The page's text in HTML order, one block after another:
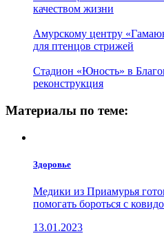
качеством жизни
Амурскому центру
для птенцов стрижей
Стадион «Юность» в
реконструкция
Материалы по теме:
Здоровье
Медики из Приамурья
помогать бороться с
13.01.2023